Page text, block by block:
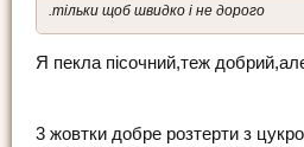
.тільки щоб швидко і не дорого
Я пекла пісочний,теж
3 жовтки добре розтерти з